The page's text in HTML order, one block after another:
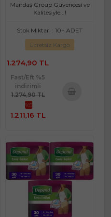
Mandaş Group Güvencesi ve
Kalitesiyle...!
Stok Miktarı : 10+ ADET
Ücretsiz Kargo
1.274,90 TL
Fast/Eft %5
indirimli
1.274,90 TL
%5
1.211,16 TL